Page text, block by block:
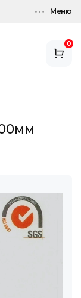
Меню
0